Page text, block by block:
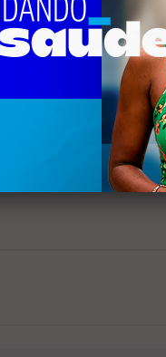
o publicado no
das